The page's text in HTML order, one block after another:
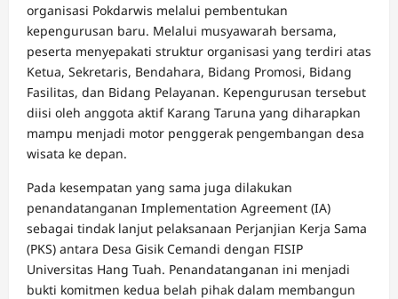
organisasi Pokdarwis melalui pembentukan
kepengurusan baru. Melalui musyawarah bersama,
peserta menyepakati struktur organisasi yang terdiri atas
Ketua, Sekretaris, Bendahara, Bidang Promosi, Bidang
Fasilitas, dan Bidang Pelayanan. Kepengurusan tersebut
diisi oleh anggota aktif Karang Taruna yang diharapkan
mampu menjadi motor penggerak pengembangan desa
wisata ke depan.
Pada kesempatan yang sama juga dilakukan
penandatanganan Implementation Agreement (IA)
sebagai tindak lanjut pelaksanaan Perjanjian Kerja Sama
(PKS) antara Desa Gisik Cemandi dengan FISIP
Universitas Hang Tuah. Penandatanganan ini menjadi
bukti komitmen kedua belah pihak dalam membangun